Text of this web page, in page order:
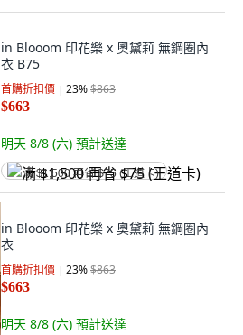
in Blooom 印花樂 x 奧黛莉 無鋼圈內
衣 B75
首購折扣價 23%$863
$663
明天 8/8 (六) 預計送達
满 $1,500 再省 $75 (王道卡)
in Blooom 印花樂 x 奧黛莉 無鋼圈內
衣
首購折扣價 23%$863
$663
明天 8/8 (六) 預計送達